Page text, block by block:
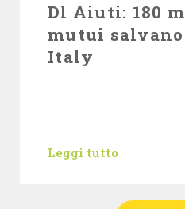
Dl Aiuti: 180
mutui
Italy
Leggi tutto